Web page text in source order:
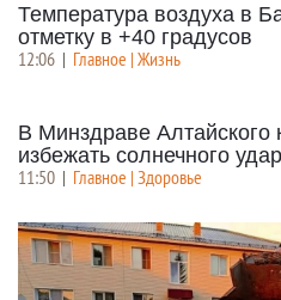
Температура воздуха в
отметку в +40 градусов
12:06 | Главное | Жизнь
В Минздраве Алтайского
избежать солнечного
11:50 | Главное | Здоровье